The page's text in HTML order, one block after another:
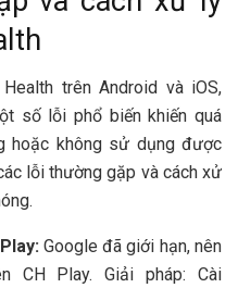
trên Android và iOS,
số lỗi phổ biến khiến quá
hoặc không sử dụng được
lỗi thường gặp và cách xử
Google đã giới hạn, nên
CH Play. Giải pháp: Cài